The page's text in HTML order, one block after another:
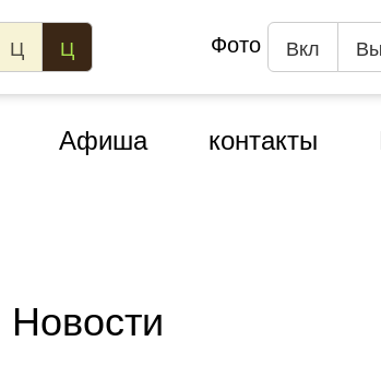
Ц Ц Фото Вкл
Афиша контакты
Новости